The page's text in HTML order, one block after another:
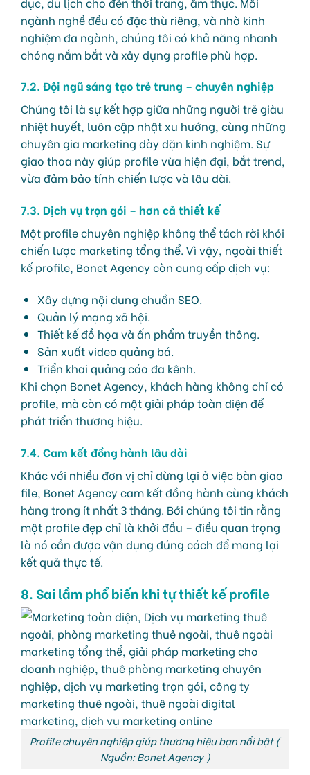
ngành nghề đều có đặc thù riêng, và nhờ kinh
nghiệm đa ngành, chúng tôi có khả năng nhanh
chóng nắm bắt và xây dựng profile phù hợp.
7.2. Đội ngũ sáng tạo trẻ trung – chuyên nghiệp
Chúng tôi là sự kết hợp giữa những người trẻ giàu
nhiệt huyết, luôn cập nhật xu hướng, cùng những
chuyên gia marketing dày dặn kinh nghiệm. Sự
giao thoa này giúp profile vừa hiện đại, bắt trend,
vừa đảm bảo tính chiến lược và lâu dài.
7.3. Dịch vụ trọn gói – hơn cả thiết kế
Một profile chuyên nghiệp không thể tách rời khỏi
chiến lược marketing tổng thể. Vì vậy, ngoài thiết
kế profile, Bonet Agency còn cung cấp dịch vụ:
Xây dựng nội dung chuẩn SEO.
Quản lý mạng xã hội.
Thiết kế đồ họa và ấn phẩm truyền thông.
Sản xuất video quảng bá.
Triển khai quảng cáo đa kênh.
Khi chọn Bonet Agency, khách hàng không chỉ có
profile, mà còn có một giải pháp toàn diện để
phát triển thương hiệu.
7.4. Cam kết đồng hành lâu dài
Khác với nhiều đơn vị chỉ dừng lại ở việc bàn giao
file, Bonet Agency cam kết đồng hành cùng khách
hàng trong ít nhất 3 tháng. Bởi chúng tôi tin rằng
một profile đẹp chỉ là khởi đầu – điều quan trọng
là nó cần được vận dụng đúng cách để mang lại
kết quả thực tế.
8. Sai lầm phổ biến khi tự thiết kế profile
Profile chuyên nghiệp giúp thương hiệu bạn nổi bật (
Nguồn: Bonet Agency )